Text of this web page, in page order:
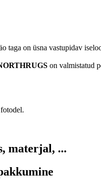
taga on üsna vastupidav
on valmistatud
materjal, ...